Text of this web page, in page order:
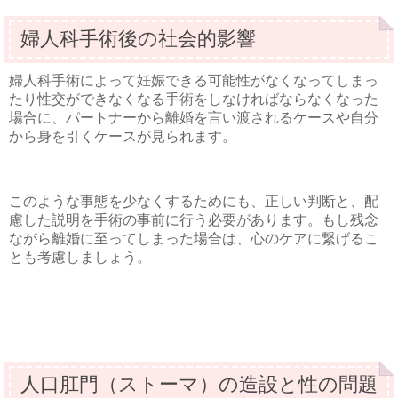
婦人科手術後の社会的影響
婦人科手術によって妊娠できる可能性がなくなってしまっ
たり性交ができなくなる手術をしなければならなくなった
場合に、パートナーから離婚を言い渡されるケースや自分
から身を引くケースが見られます。
このような事態を少なくするためにも、正しい判断と、配
慮した説明を手術の事前に行う必要があります。もし残念
ながら離婚に至ってしまった場合は、心のケアに繋げるこ
とも考慮しましょう。
人口肛門（ストーマ）の造設と性の問題